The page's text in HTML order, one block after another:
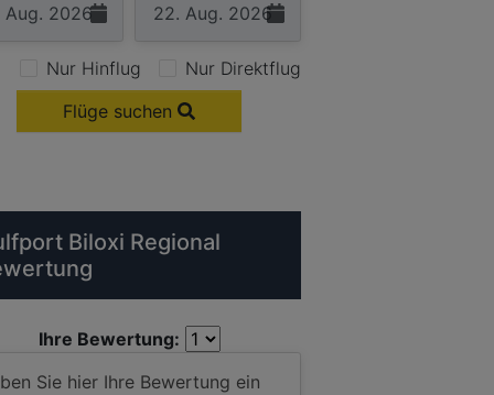
Nur Hinflug
Nur Direktflug
Flüge suchen
Biloxi Regional
Ihre Bewertung: